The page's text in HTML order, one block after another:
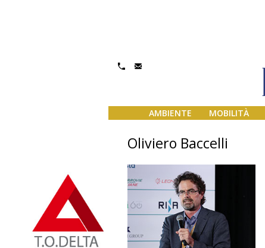
AMBIENTE MOBILITÀ
Oliviero Baccelli